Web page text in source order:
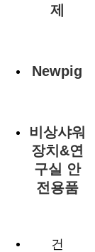
제
Newpig
비상샤워
장치&연
구실 안
전용품
건